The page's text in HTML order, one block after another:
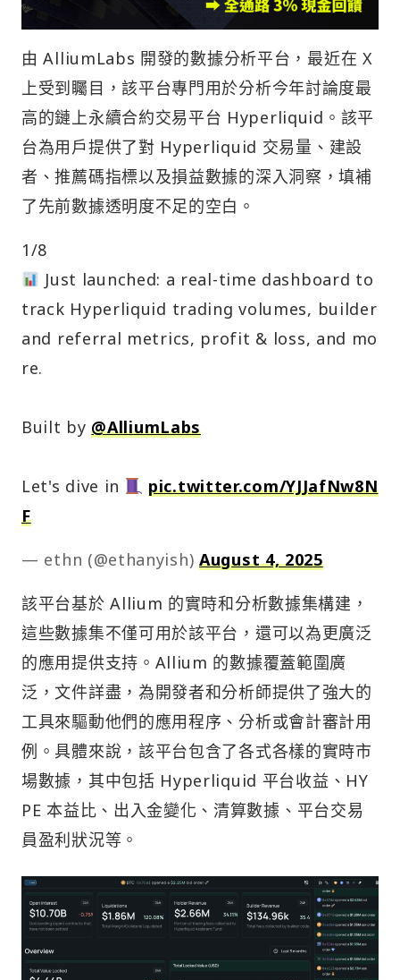
由 AlliumLabs 開發的數據分析平台，最近在 X
上受到矚目，該平台專門用於分析今年討論度最
高的鏈上永續合約交易平台 Hyperliquid。該平
台為用戶提供了對 Hyperliquid 交易量、建設
者、推薦碼指標以及損益數據的深入洞察，填補
了先前數據透明度不足的空白。
1/8
Just launched: a real-time dashboard to
track Hyperliquid trading volumes, builder
and referral metrics, profit & loss, and mo
re.
Built by@AlliumLabs
Let's dive in
pic.twitter.com/YJJafNw8N
F
— ethn (@ethanyish) August 4, 2025
該平台基於 Allium 的實時和分析數據集構建，
這些數據集不僅可用於該平台，還可以為更廣泛
的應用提供支持。Allium 的數據覆蓋範圍廣
泛，文件詳盡，為開發者和分析師提供了強大的
工具來驅動他們的應用程序、分析或會計審計用
例。具體來說，該平台包含了各式各樣的實時市
場數據，其中包括 Hyperliquid 平台收益、HY
PE 本益比、出入金變化、清算數據、平台交易
員盈利狀況等。